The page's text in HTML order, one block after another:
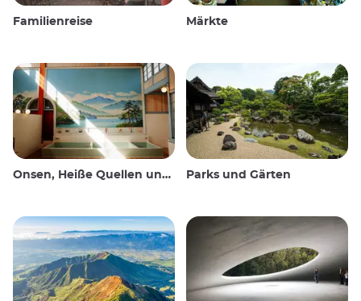
Familienreise Märkte
Onsen, Heiße Quellen und öffentliche Bäder Parks und Gärten